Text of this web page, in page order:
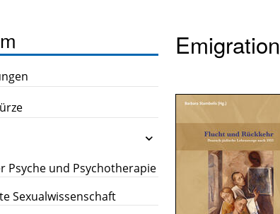
Psyche und Psychotherapie
Sexualwissenschaft
Emigration